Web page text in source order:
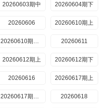
一 二
三 四
四 20260807喜欢嗑我也是上
20260803喜欢你日记 20260804喜欢你日记
20260806纯享（三） 20260806纯享（四）
20260808陪看
202607086期上 202607086期纯享上
202607096期下 20260709纯享下
202607116期陪看
202607157期二 202607167期三
202607197期陪看
202607228期一
20260603期中 20260604期下
20260606 20260610期上
20260610期下纯享 20260611
20260612期上 20260612期下
20260616 20260617期上
20260617期纯享下 20260618